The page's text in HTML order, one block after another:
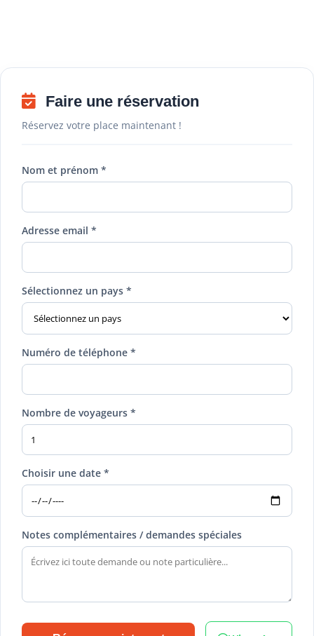
Faire une réservation
Réservez votre place maintenant !
Nom et prénom *
Adresse email *
Sélectionnez un pays *
Numéro de téléphone *
Nombre de voyageurs *
Choisir une date *
Notes complémentaires / demandes spéciales